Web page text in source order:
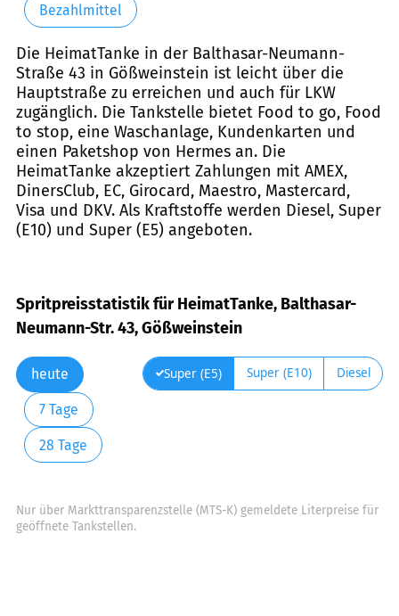
Bezahlmittel
Die HeimatTanke in der Balthasar-Neumann-
Straße 43 in Gößweinstein ist leicht über die
Hauptstraße zu erreichen und auch für LKW
zugänglich. Die Tankstelle bietet Food to go, Food
to stop, eine Waschanlage, Kundenkarten und
einen Paketshop von Hermes an. Die
HeimatTanke akzeptiert Zahlungen mit AMEX,
DinersClub, EC, Girocard, Maestro, Mastercard,
Visa und DKV. Als Kraftstoffe werden Diesel, Super
(E10) und Super (E5) angeboten.
Spritpreisstatistik für HeimatTanke, Balthasar-
Neumann-Str. 43, Gößweinstein
heute
7 Tage
28 Tage
Super (E5) Super (E10) Diesel
Nur über Markttransparenzstelle (MTS-K) gemeldete Literpreise für
geöffnete Tankstellen.